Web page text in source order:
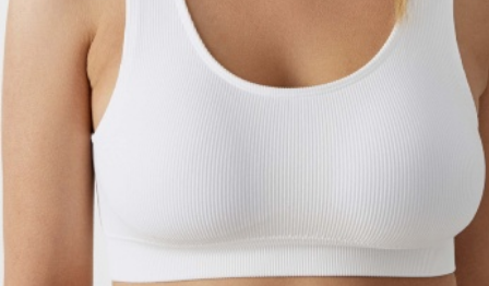
ПРИМЕРИТЬ ОНЛАЙН
SELA × ЧЕБУРАШКА
SELA.PREMIUM
БОЛЬШИЕ РАЗМЕРЫ
ДЕНИМ
НАТУРАЛЬНЫЕ ТКАНИ
СКОРО В ПРОДАЖЕ
РАСПРОДАЖА ДО -60%